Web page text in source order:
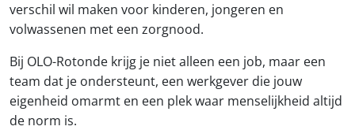
verschil wil maken voor kinderen, jongeren en
volwassenen met een zorgnood.
Bij OLO-Rotonde krijg je niet alleen een job, maar een
team dat je ondersteunt, een werkgever die jouw
eigenheid omarmt en een plek waar menselijkheid altijd
de norm is.